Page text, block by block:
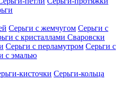
Серьги с жемчугом Серьги с
с кристаллами Сваровски
Серьги с перламутром Серьги с
с эмалью
кисточки Серьги-кольца